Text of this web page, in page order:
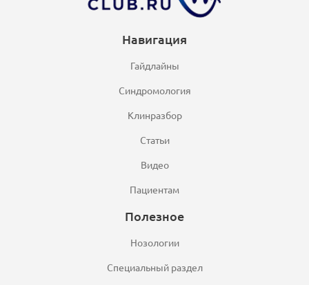
Навигация
Гайдлайны
Синдромология
Клинразбор
Статьи
Видео
Пациентам
Полезное
Нозологии
Специальный раздел